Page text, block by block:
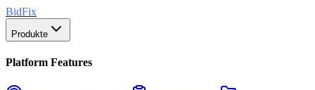
BidFix
Produkte
Platform Features